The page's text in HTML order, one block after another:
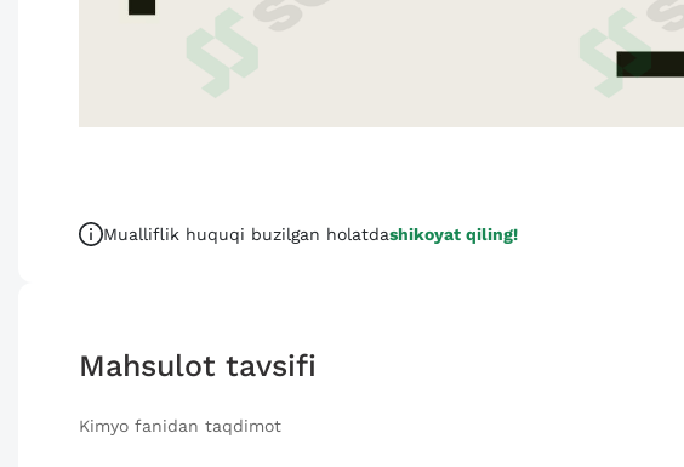
Mualliflik huquqi buzilgan holatdashikoyat qiling!
Mahsulot tavsifi
Kimyo fanidan taqdimot